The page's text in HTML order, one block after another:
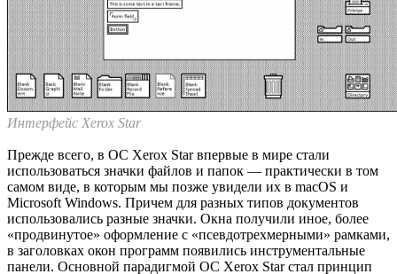
Интерфейс Xerox Star
Прежде всего, в ОС Xerox Star впервые в мире стали
использоваться значки файлов и папок — практически в том
самом виде, в которым мы позже увидели их в macOS и
Microsoft Windows. Причем для разных типов документов
использовались разные значки. Окна получили иное, более
«продвинутое» оформление с «псевдотрехмерными» рамками,
в заголовках окон программ появились инструментальные
панели. Основной парадигмой ОС Xerox Star стал принцип